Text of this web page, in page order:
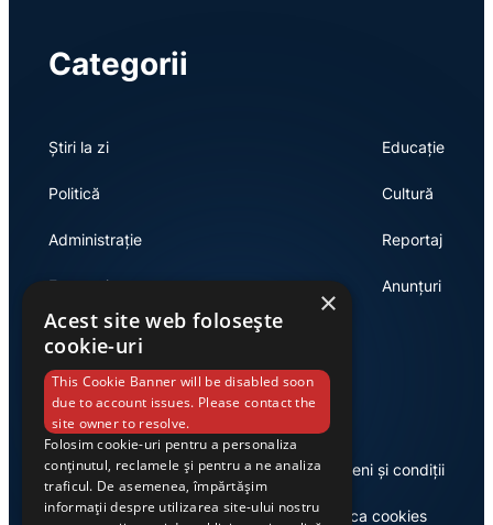
Categorii
Știri la zi
Politică
Administrație
Economie
Educație
Cultură
Reportaj
Anunțuri
Link-uri utile
Despre noi
Casa de editură Exclusiv
Termeni și condiții
Politica cookies
×
Acest site web folosește
cookie-uri
This Cookie Banner will be disabled soon
due to account issues. Please contact the
site owner to resolve.
Folosim cookie-uri pentru a personaliza
conținutul, reclamele și pentru a ne analiza
traficul. De asemenea, împărtășim
informații despre utilizarea site-ului nostru